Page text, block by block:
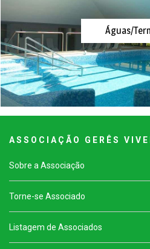
Águas/
A S S O C I A Ç Ã O G E R Ê S V I V
Sobre a Associação
Torne-se Associado
Listagem de Associados